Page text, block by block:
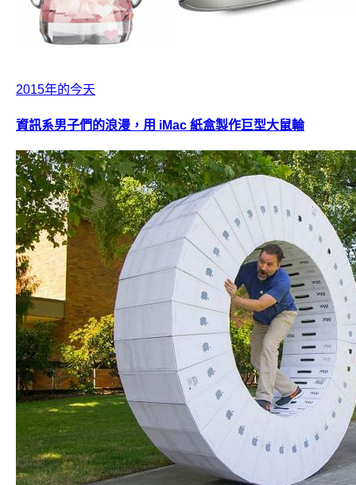
2015年的今天
資訊系男子們的浪漫，用 iMac 紙盒製作巨型大鼠輪